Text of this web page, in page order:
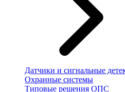
Датчики и сигнальные
Охранные системы
Типовые решения ОПС